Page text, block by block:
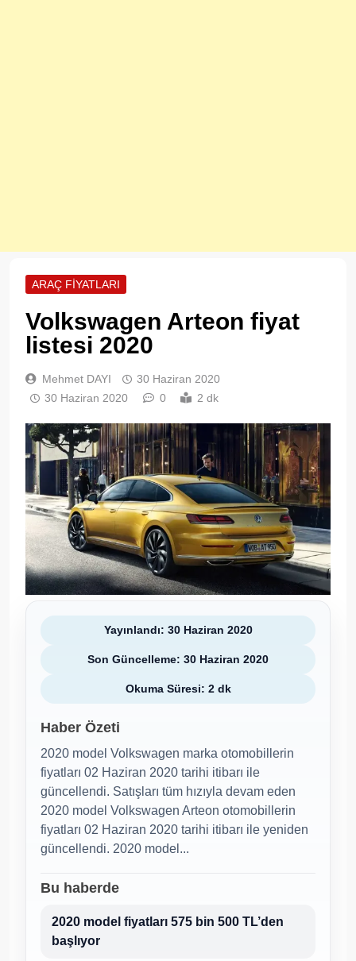
ARAÇ FIYATLARI
Volkswagen Arteon fiyat
listesi 2020
Mehmet DAYI
30 Haziran 2020
30 Haziran 2020
0 2 dk
Yayınlandı: 30 Haziran 2020
Son Güncelleme: 30 Haziran 2020
Okuma Süresi: 2 dk
Haber Özeti
2020 model Volkswagen marka otomobillerin
fiyatları 02 Haziran 2020 tarihi itibarı ile
güncellendi. Satışları tüm hızıyla devam eden
2020 model Volkswagen Arteon otomobillerin
fiyatları 02 Haziran 2020 tarihi itibarı ile yeniden
güncellendi. 2020 model...
Bu haberde
2020 model fiyatları 575 bin 500 TL’den
başlıyor